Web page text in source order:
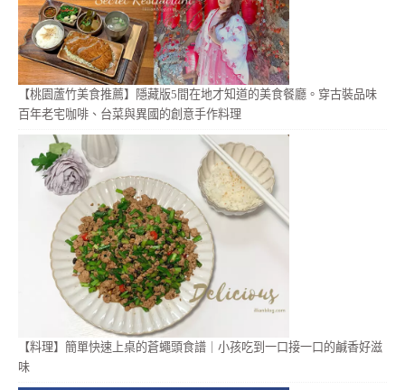
【桃園蘆竹美食推薦】隱藏版5間在地才知道的美食餐廳。穿古裝品味
百年老宅咖啡、台菜與異國的創意手作料理
【料理】簡單快速上桌的蒼蠅頭食譜｜小孩吃到一口接一口的鹹香好滋
味